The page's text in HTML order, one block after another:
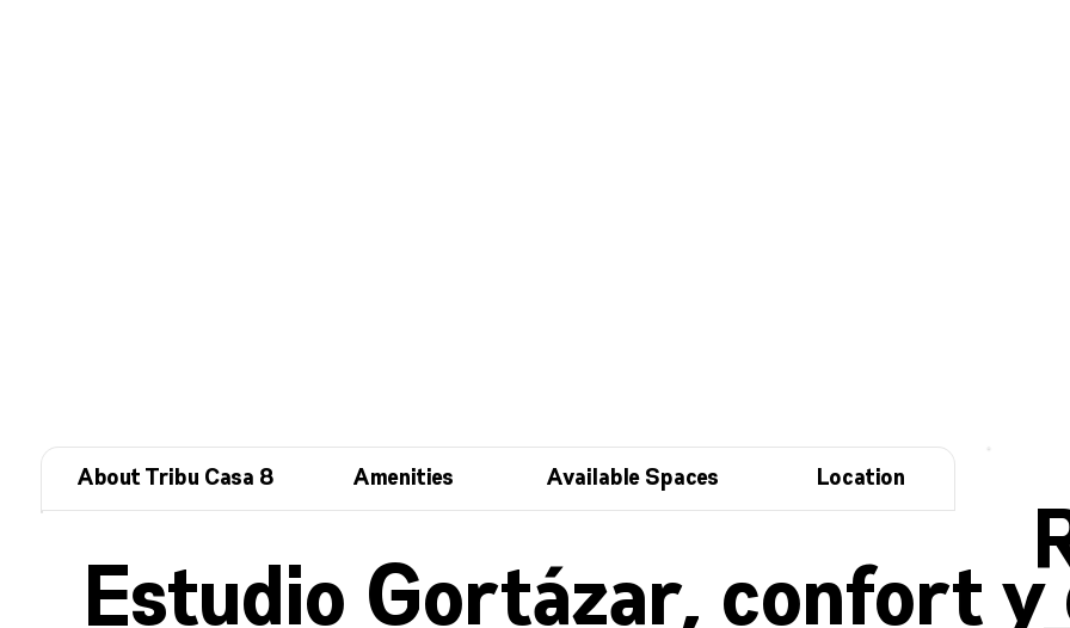
Location
Available Spaces
Amenities
About Tribu Casa 8
Estudio Gortázar, confort y